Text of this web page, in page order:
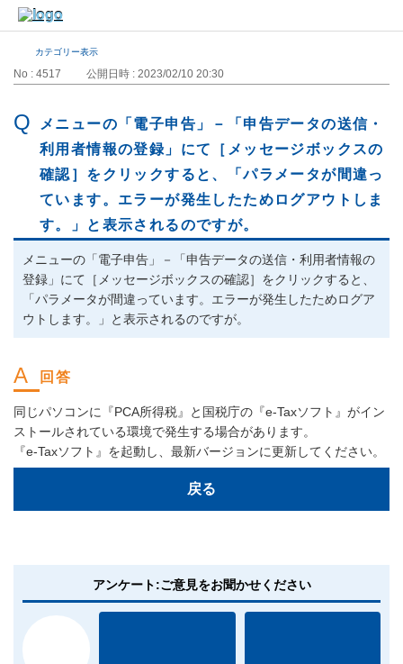
カテゴリー表示
No : 4517 公開日時 : 2023/02/10 20:30
メニューの「電子申告」－「申告データの送信・
利用者情報の登録」にて［メッセージボックスの
確認］をクリックすると、「パラメータが間違っ
ています。エラーが発生したためログアウトしま
す。」と表示されるのですが。
メニューの「電子申告」－「申告データの送信・利用者情報の
登録」にて［メッセージボックスの確認］をクリックすると、
「パラメータが間違っています。エラーが発生したためログア
ウトします。」と表示されるのですが。
同じパソコンに『PCA所得税』と国税庁の『e-Taxソフト』がイン
ストールされている環境で発生する場合があります。
『e-Taxソフト』を起動し、最新バージョンに更新してください。
戻る
アンケート:ご意見をお聞かせください